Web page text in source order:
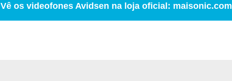
Vê os videofones Avidsen na loja oficial: maisonic.com